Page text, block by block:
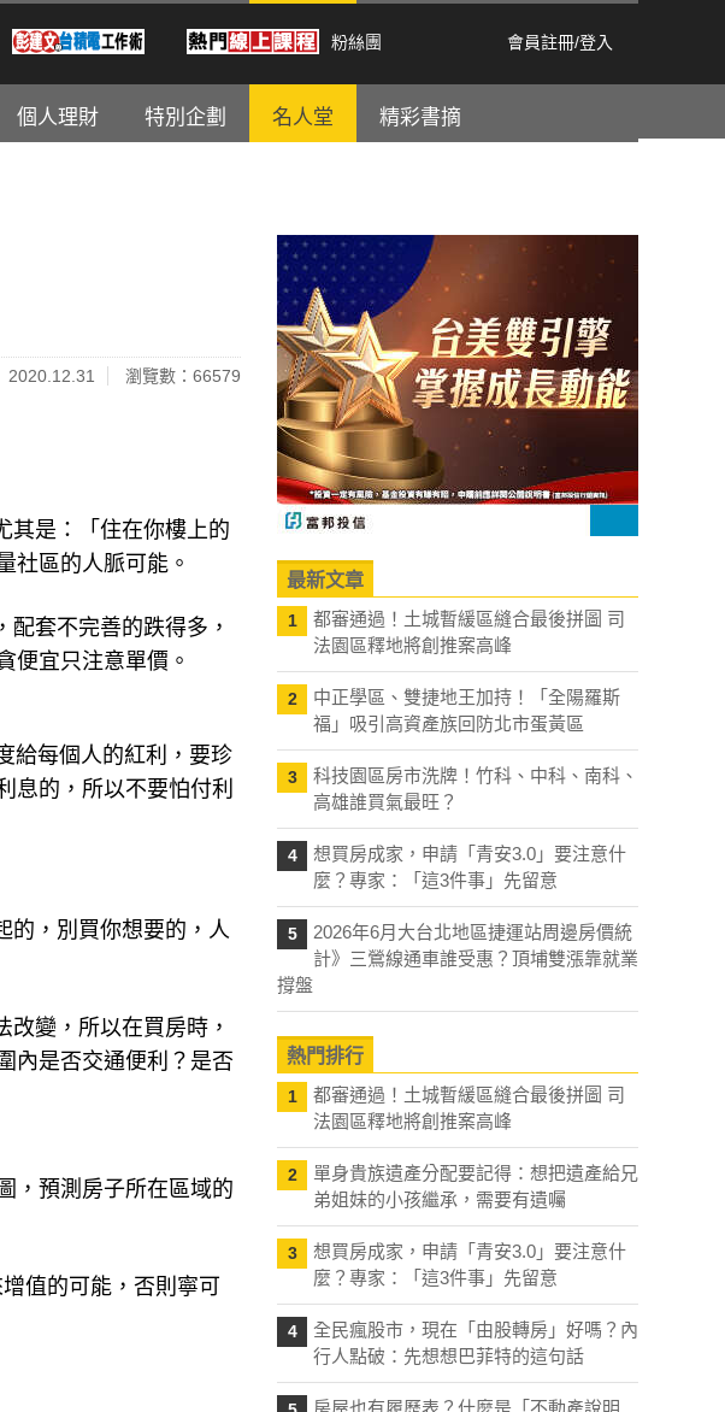
粉絲團 會員註冊/登入
個人理財 特別企劃 名人堂 精彩書摘
2020.12.31 瀏覽數：66579
其是：「住在你樓上的
社區的人脈可能。
套不完善的跌得多，
便宜只注意單價。
給每個人的紅利，要珍
息的，所以不要怕付利
的，別買你想要的，人
變，所以在買房時，
內是否交通便利？是否
，預測房子所在區域的
值的可能，否則寧可
最新文章
1
都審通過！土城暫緩區縫合最後拼圖 司
法園區釋地將創推案高峰
2
中正學區、雙捷地王加持！「全陽羅斯
福」吸引高資產族回防北市蛋黃區
3
科技園區房市洗牌！竹科、中科、南科、
高雄誰買氣最旺？
4
想買房成家，申請「青安3.0」要注意什
麼？專家：「這3件事」先留意
5
2026年6月大台北地區捷運站周邊房價統
計》三鶯線通車誰受惠？頂埔雙漲靠就業
撐盤
熱門排行
1
都審通過！土城暫緩區縫合最後拼圖 司
法園區釋地將創推案高峰
2
單身貴族遺產分配要記得：想把遺產給兄
弟姐妹的小孩繼承，需要有遺囑
3
想買房成家，申請「青安3.0」要注意什
麼？專家：「這3件事」先留意
4
全民瘋股市，現在「由股轉房」好嗎？內
行人點破：先想想巴菲特的這句話
房屋也有履歷表？什麼是「不動產說明